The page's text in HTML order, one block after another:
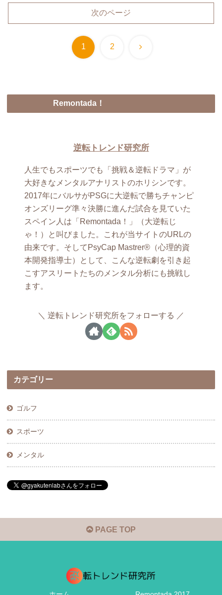
次のページ
1 2 次
Remontada！
逆転トレンド研究所
人生でもスポーツでも「挑戦＆逆転ドラマ」が
大好きなメンタルアナリストのホリシンです。
2017年にバルサがPSGに大逆転で勝ちチャンピ
オンズリーグ準々決勝に進んだ試合を見ていた
スペイン人は「Remontada！」（大逆転じ
ゃ！）と叫びました。これが当サイトのURLの
由来です。そしてPsyCap Mastrer®（心理的資
本開発指導士）として、こんな逆転劇を引き起
こすアスリートたちのメンタル分析にも挑戦し
ます。
逆転トレンド研究所をフォローする
カテゴリー
ゴルフ
スポーツ
メンタル
PAGE TOP